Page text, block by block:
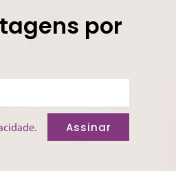
por
Assinar